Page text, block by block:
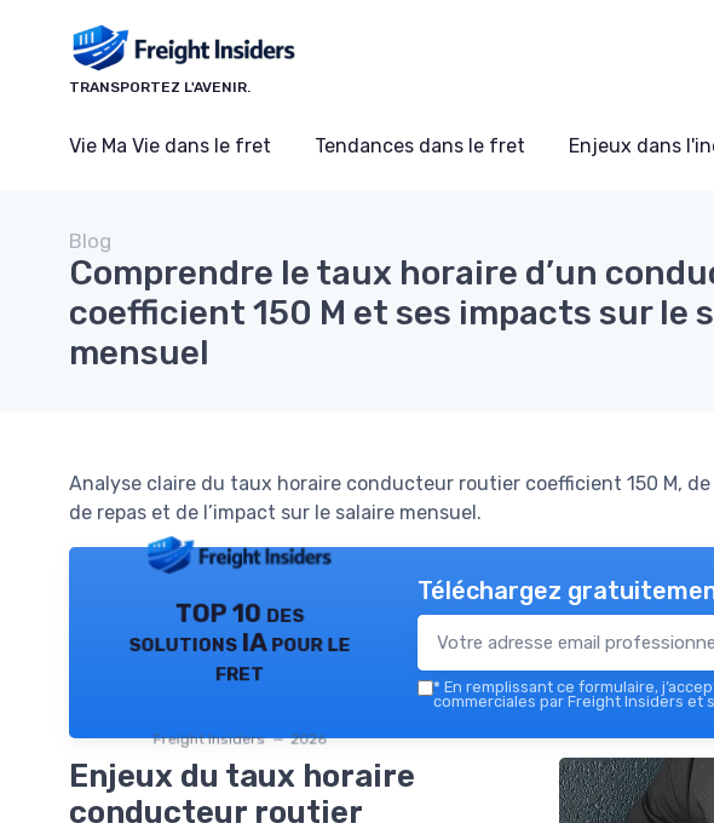
TRANSPORTEZ L'AVENIR.
Vie Ma Vie dans le fret Tendances dans le fret Enjeux dans
Blog
Comprendre le taux horaire d’un
coefficient 150 M et ses impacts sur le
mensuel
Analyse claire du taux horaire conducteur routier coefficient 150 M,
de repas et de l’impact sur le salaire mensuel.
TOP 10 des
solutions IA pour le
fret
Freight Insiders — 2026
Téléchargez
* En remplissant ce formulaire,
commerciales par Freight Insiders et
Enjeux du taux horaire
conducteur routier